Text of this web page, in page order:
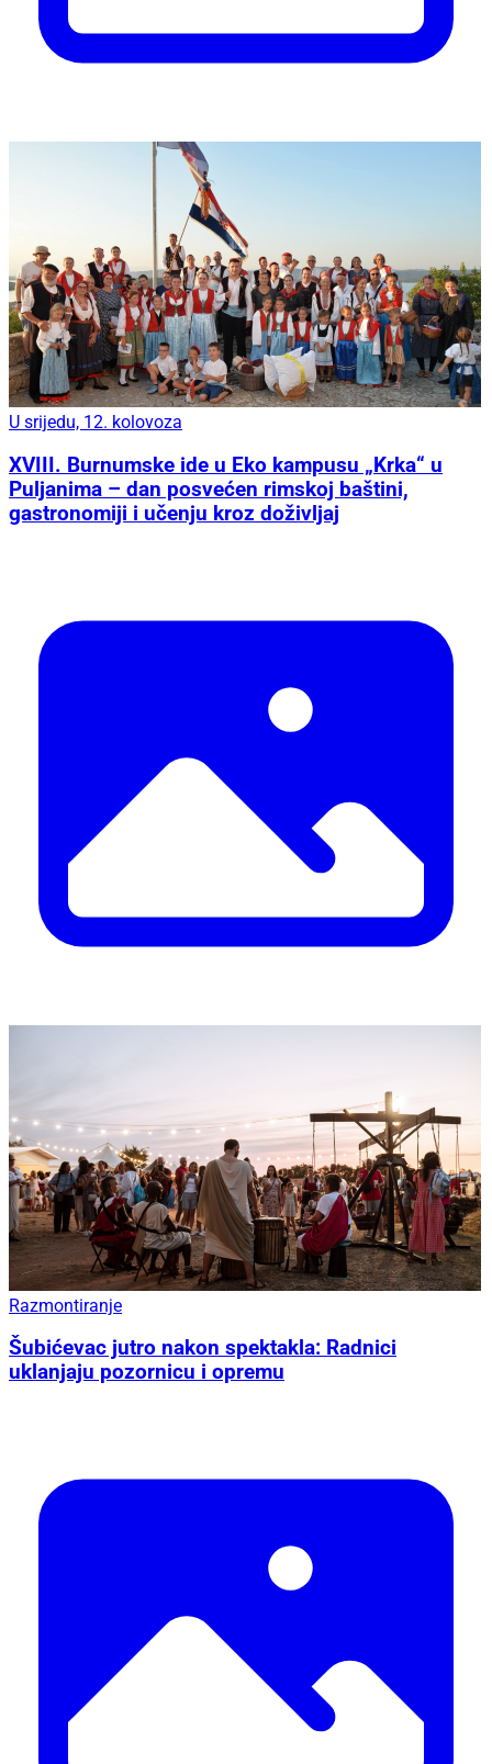
U srijedu, 12. kolovoza
XVIII. Burnumske ide u Eko kampusu „Krka“ u
Puljanima – dan posvećen rimskoj baštini,
gastronomiji i učenju kroz doživljaj
Razmontiranje
Šubićevac jutro nakon spektakla: Radnici
uklanjaju pozornicu i opremu